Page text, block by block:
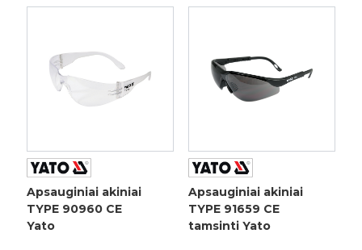
Apsauginiai akiniai
TYPE 90960 CE
Yato
Apsauginiai akiniai
TYPE 91659 CE
tamsinti Yato